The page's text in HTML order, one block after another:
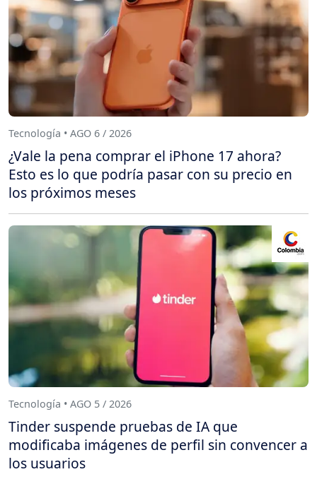
Tecnología • AGO 6 / 2026
¿Vale la pena comprar el iPhone 17 ahora?
Esto es lo que podría pasar con su precio en
los próximos meses
Tecnología • AGO 5 / 2026
Tinder suspende pruebas de IA que
modificaba imágenes de perfil sin convencer a
los usuarios